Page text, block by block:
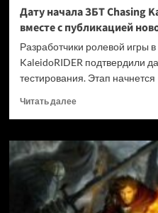
Дату начала ЗБТ Chasing
вместе с публикацией
Разработчики ролевой игры
KaleidoRIDER подтвердили
тестирования. Этап
Читать далееПрочитать
Дату
начала
ЗБТ
Chasing
KaleidoRIDER
объявили